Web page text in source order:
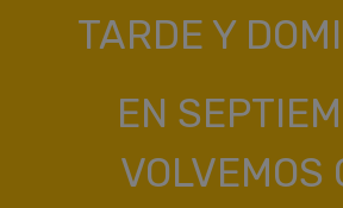
TARDE Y
EN
VOLVEMOS